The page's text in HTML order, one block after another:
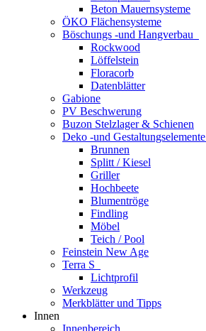
Beton Mauernsysteme
ÖKO Flächensysteme
Böschungs -und Hangverbau
Rockwood
Löffelstein
Floracorb
Datenblätter
Gabione
PV Beschwerung
Buzon Stelzlager & Schienen
Deko -und Gestaltungselemente
Brunnen
Splitt / Kiesel
Griller
Hochbeete
Blumentröge
Findling
Möbel
Teich / Pool
Feinstein New Age
Terra S
Lichtprofil
Werkzeug
Merkblätter und Tipps
Innen
Innenbereich